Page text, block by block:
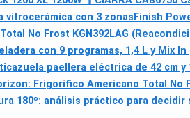
vitrocerámica con 3 zonas Finish
No Frost KGN392LAG
con 9 programas, 1,4 L y Mix
paellera eléctrica de 42 cm y
Frigorífico Americano Total
180º: análisis práctico para decidir